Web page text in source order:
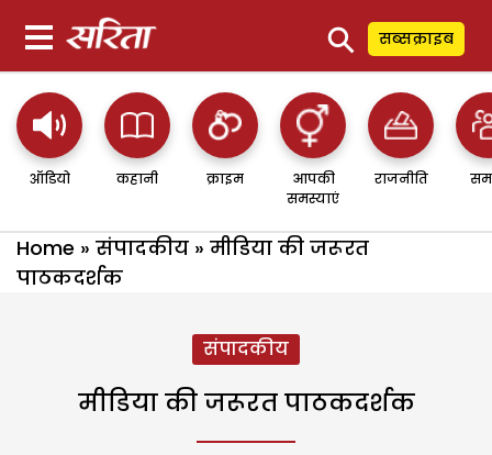
⚲ सब्सक्राइब
ऑडियो कहानी क्राइम
आपकी
समस्याएं
राजनीति
Home » संपादकीय » मीडिया की जरूरत
पाठकदर्शक
संपादकीय
मीडिया की जरूरत पाठकदर्शक